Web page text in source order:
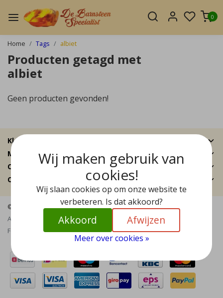
0
Home Tags albiet
Producten getagd met
albiet
Geen producten gevonden!
Klantenservice
Mijn account
Categorieën
Contactgegevens
© Copyright 2026 - De Barnsteen Specialist | RealisatieInStijl Media
Algemene voorwaarden|Disclaimer Privacy Policy|
Feed
Wij maken gebruik van
cookies!
Wij slaan cookies op om onze website te
verbeteren. Is dat akkoord?
Akkoord Afwijzen
Meer over cookies »